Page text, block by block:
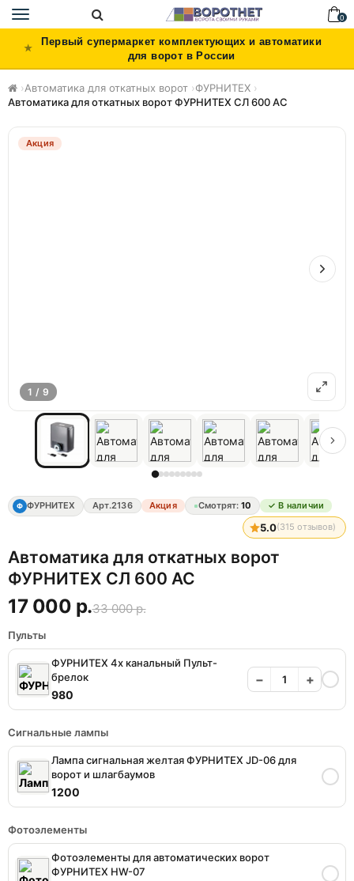
Toggle
navigation
0
Первый супермаркет комплектующих и автоматики
для ворот в России
›Автоматика для откатных ворот ›ФУРНИТЕХ ›
Автоматика для откатных ворот ФУРНИТЕХ СЛ 600 AC
Акция
1 / 9
Ф ФУРНИТЕХ Арт.2136 Акция Смотрят: 10 ✓ В наличии
5.0(315 отзывов)
Автоматика для откатных ворот
ФУРНИТЕХ СЛ 600 AC
17 000 р.33 000 р.
Пульты
ФУРНИТЕХ 4х канальный Пульт-
брелок
980
− +
Сигнальные лампы
Лампа сигнальная желтая ФУРНИТЕХ JD-06 для
ворот и шлагбаумов
1200
Фотоэлементы
Фотоэлементы для автоматических ворот
ФУРНИТЕХ HW-07